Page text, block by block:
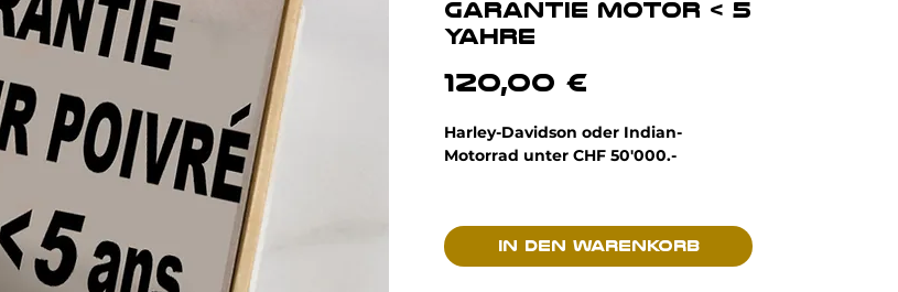
GARANTIE MOTOR < 5
Yahre
120,00 €Preis
Harley-Davidson oder Indian-
Motorrad unter CHF 50'000.-
PNP-Motorschulung / Weniger als 5
Jahre / Weniger als 50.000 km
In den Warenkorb